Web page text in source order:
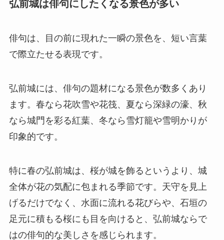
弘前城は俳句にしたくなる景色が多い
俳句は、目の前に現れた一瞬の景色を、短い言葉
で際立たせる表現です。
弘前城には、俳句の題材になる景色が数多くあり
ます。春なら花吹雪や花筏、夏なら深緑の濠、秋
なら城門を彩る紅葉、冬なら雪灯籠や雪明かりが
印象的です。
特に春の弘前城は、桜が城を飾るというより、城
全体が花の気配に包まれる季節です。天守を見上
げるだけでなく、水面に流れる花びらや、石垣の
足元に積もる桜にも目を向けると、弘前城ならで
はの俳句的な美しさを感じられます。